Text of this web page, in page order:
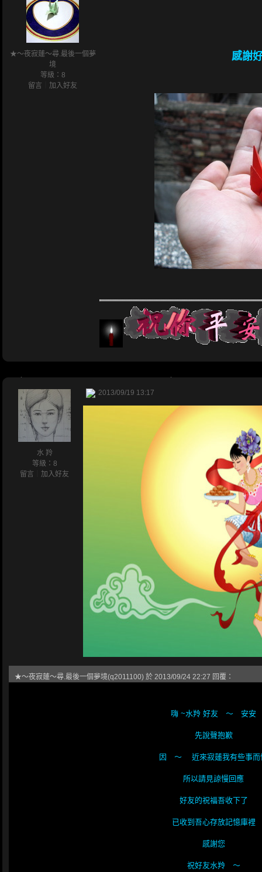
★～夜寂蓮～尋.最後一個夢
境
等級：8
留言
加入好友
感謝
水 羚
等級：8
留言
加入好友
2013/09/19 13:17
★～夜寂蓮～尋.最後一個夢境(q2011100) 於 2013/09/24 22:27 回覆：
嗨 ~水羚 好友 ～ 安安
先說聲抱歉
因 ～ 近來寂蓮我有些事而
所以請見諒慢回應
好友的祝福吾收下了
已收到吾心存放記憶庫裡
感謝您
祝好友水羚 ～